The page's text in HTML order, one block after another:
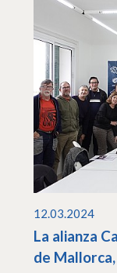
12.03.2024
La alianza
de